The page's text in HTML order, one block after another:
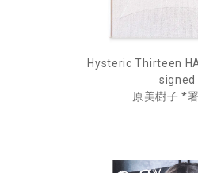
Hysteric Thirteen
signed
原美樹子 *